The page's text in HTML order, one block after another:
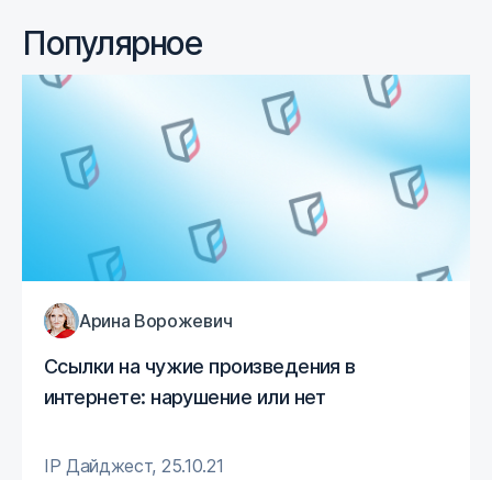
Популярное
Ссылки на чужие произведения в
интернете: нарушение или нет
Арина Ворожевич
IP Дайджест, 25.10.21